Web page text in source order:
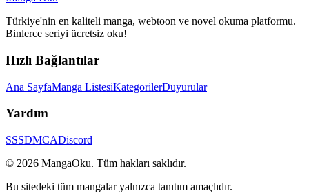
Türkiye'nin en kaliteli manga, webtoon ve novel okuma platformu.
Binlerce seriyi ücretsiz oku!
Hızlı Bağlantılar
Ana SayfaManga ListesiKategorilerDuyurular
Yardım
SSSDMCADiscord
© 2026 MangaOku. Tüm hakları saklıdır.
Bu sitedeki tüm mangalar yalnızca tanıtım amaçlıdır.